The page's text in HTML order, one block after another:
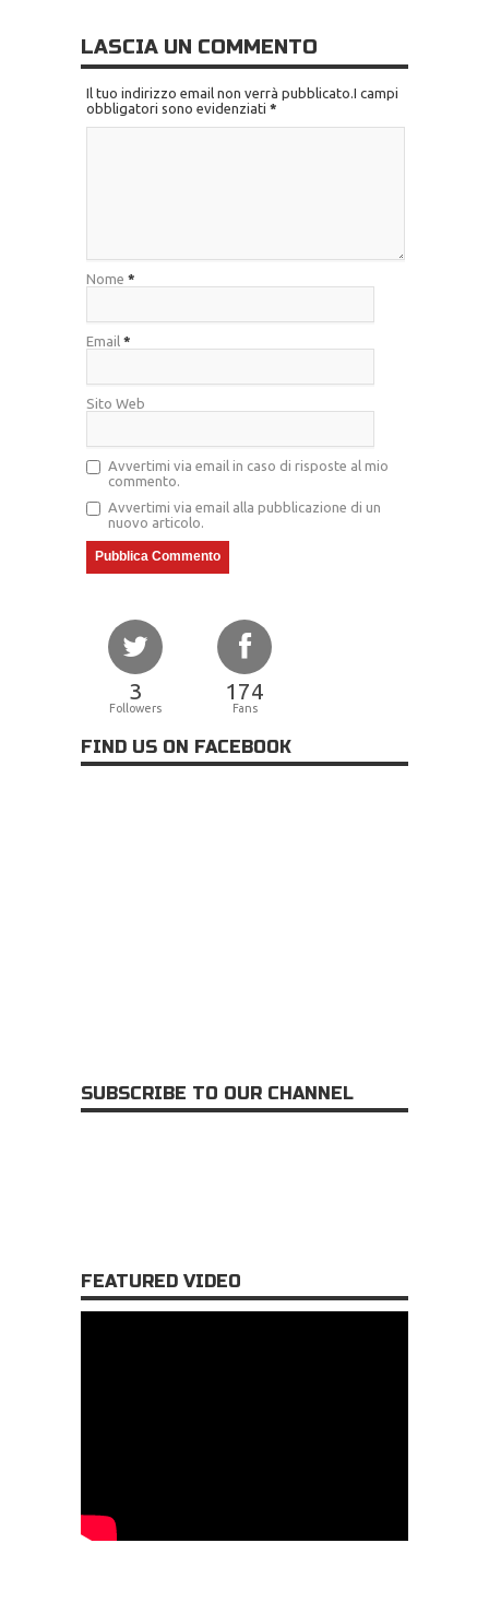
LASCIA UN COMMENTO
Il tuo indirizzo email non verrà pubblicato.I campi
obbligatori sono evidenziati *
Nome *
Email *
Sito Web
Avvertimi via email in caso di risposte al mio
commento.
Avvertimi via email alla pubblicazione di un
nuovo articolo.
3
Followers
174
Fans
FIND US ON FACEBOOK
SUBSCRIBE TO OUR CHANNEL
FEATURED VIDEO